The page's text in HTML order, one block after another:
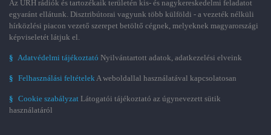
Az URH rádiók és tartozékaik területén kis- és nagykereskedelmi feladatot
egyaránt ellátunk. Disztribútorai vagyunk több külföldi - a vezeték nélküli
hírközlési piacon vezető szerepet betöltő cégnek, melyeknek magyarországi
képviseletét látjuk el.
§ Adatvédelmi tájékoztató Nyilvántartott adatok, adatkezelési elveink
§ Felhasználási feltételekA weboldallal használatával kapcsolatosan
§ Cookie szabályzat Látogatói tájékoztató az úgynevezett sütik
használatáról